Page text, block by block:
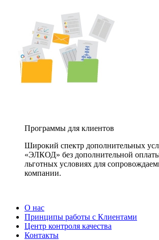
Программы для клиентов
Широкий спектр дополнительных
«ЭЛКОД» без дополнительной
льготных условиях для
компании.
О нас
Принципы работы с Клиентами
Центр контроля качества
Контакты